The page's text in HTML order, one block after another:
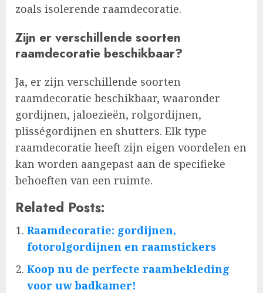
zoals isolerende raamdecoratie.
Zijn er verschillende soorten
raamdecoratie beschikbaar?
Ja, er zijn verschillende soorten
raamdecoratie beschikbaar, waaronder
gordijnen, jaloezieën, rolgordijnen,
plisségordijnen en shutters. Elk type
raamdecoratie heeft zijn eigen voordelen en
kan worden aangepast aan de specifieke
behoeften van een ruimte.
Related Posts:
Raamdecoratie: gordijnen,
fotorolgordijnen en raamstickers
Koop nu de perfecte raambekleding
voor uw badkamer!